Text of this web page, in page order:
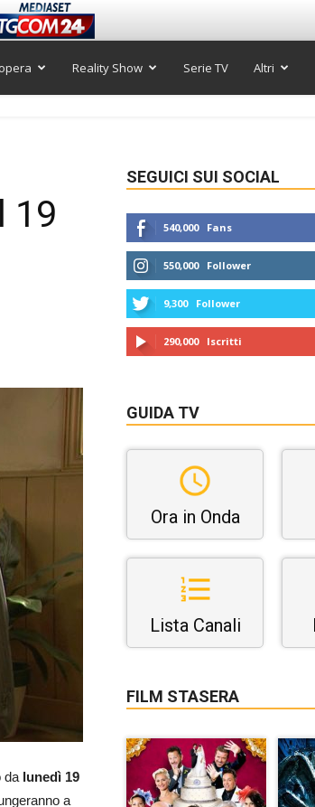
Reality Show Serie TV Altri
19
da lunedì 19
a
SEGUICI SUI SOCIAL
540,000 Fans
550,000 Follower
9,300 Follower
290,000 Iscritti
GUIDA TV
Ora in Onda
Lista Canali
FILM STASERA